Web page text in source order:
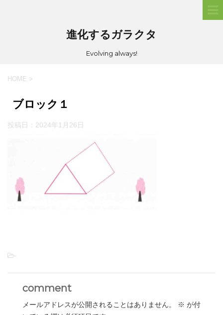
進化するガラクタ
Evolving always!
HOME >
ブロック１
投稿日： 2024年1月26日
-
comment
メールアドレスが公開されることはありません。 ※ が付